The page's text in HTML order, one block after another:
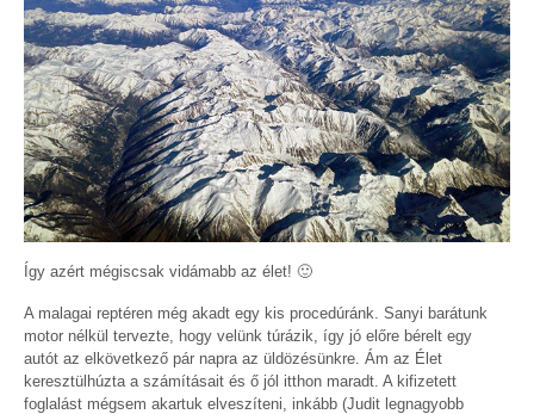
Így azért mégiscsak vidámabb az élet! 🙂
A malagai reptéren még akadt egy kis procedúránk. Sanyi barátunk
motor nélkül tervezte, hogy velünk túrázik, így jó előre bérelt egy
autót az elkövetkező pár napra az üldözésünkre. Ám az Élet
keresztülhúzta a számításait és ő jól itthon maradt. A kifizetett
foglalást mégsem akartuk elveszíteni, inkább (Judit legnagyobb